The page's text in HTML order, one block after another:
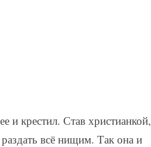
и крестил. Став христианкой,
всё нищим. Так она и